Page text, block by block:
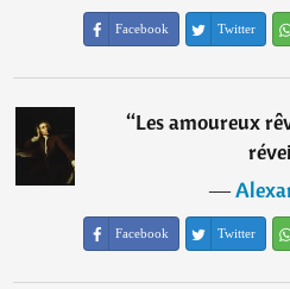
Facebook Twitter
“Les amoureux
―
Facebook Twitter